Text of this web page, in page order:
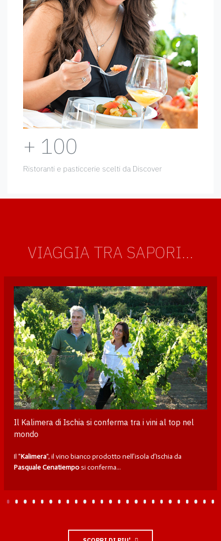
+ 100
Ristoranti e pasticcerie scelti da Discover
VIAGGIA TRA SAPORI...
Il Kalimera di Ischia si conferma tra i vini al top nel
mondo
Il "Kalimera", il vino bianco prodotto nell’isola d’Ischia da
Pasquale Cenatiemposi conferma...